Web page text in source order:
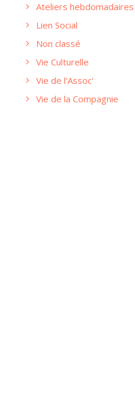
Ateliers hebdomadaires
Lien Social
Non classé
Vie Culturelle
Vie de l'Assoc'
Vie de la Compagnie